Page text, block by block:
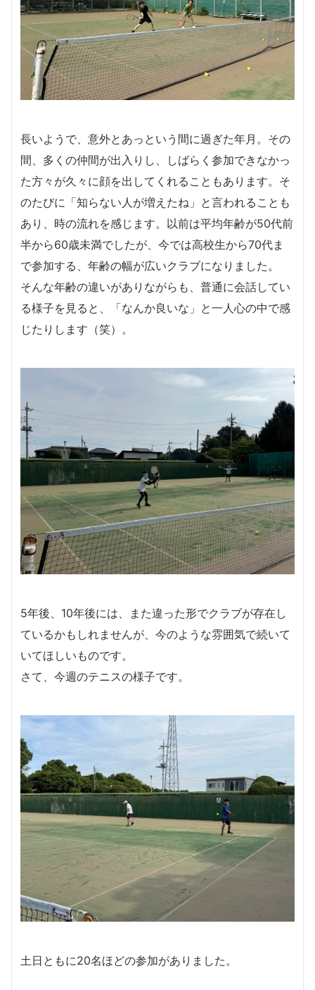
長いようで、意外とあっという間に過ぎた年月。その
間、多くの仲間が出入りし、しばらく参加できなかっ
た方々が久々に顔を出してくれることもあります。そ
のたびに「知らない人が増えたね」と言われることも
あり、時の流れを感じます。以前は平均年齢が50代前
半から60歳未満でしたが、今では高校生から70代ま
で参加する、年齢の幅が広いクラブになりました。
そんな年齢の違いがありながらも、普通に会話してい
る様子を見ると、「なんか良いな」と一人心の中で感
じたりします（笑）。
5年後、10年後には、また違った形でクラブが存在し
ているかもしれませんが、今のような雰囲気で続いて
いてほしいものです。
さて、今週のテニスの様子です。
土日ともに20名ほどの参加がありました。